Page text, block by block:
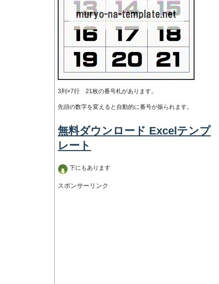
3列×7行 21枚の番号札があります。
先頭の数字を変えると自動的に番号が振られます。
無料ダウンロード Excelテンプ
レート
下にもあります
スポンサーリンク